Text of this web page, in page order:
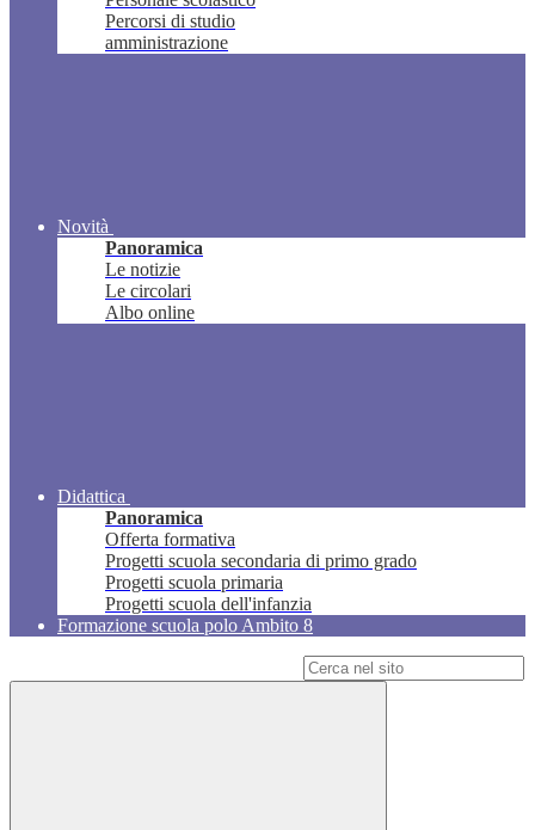
Percorsi di studio
amministrazione
Novità
Panoramica
Le notizie
Le circolari
Albo online
Didattica
Panoramica
Offerta formativa
Progetti scuola secondaria di primo grado
Progetti scuola primaria
Progetti scuola dell'infanzia
Formazione scuola polo Ambito 8